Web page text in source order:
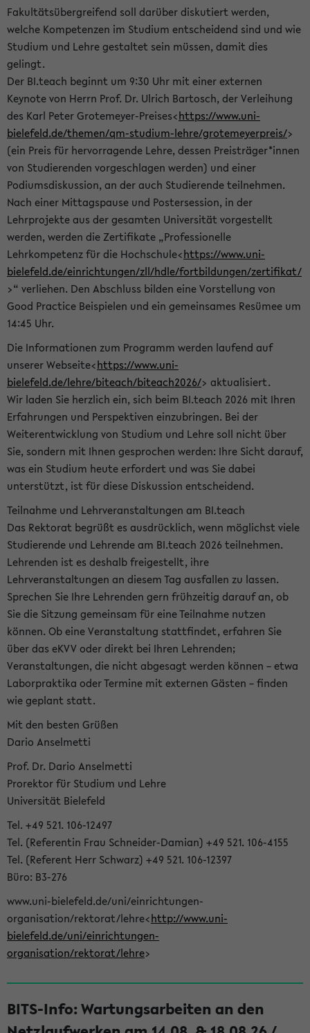
Fakultätsübergreifend soll darüber diskutiert werden,
welche Kompetenzen im Studium entscheidend sind und wie
Studium und Lehre gestaltet sein müssen, damit dies
gelingt.
Der BI.teach beginnt um 9:30 Uhr mit einer externen
Keynote von Herrn Prof. Dr. Ulrich Bartosch, der Verleihung
des Karl Peter Grotemeyer-Preises<https://www.uni-
bielefeld.de/themen/qm-studium-lehre/grotemeyerpreis/>
(ein Preis für hervorragende Lehre, dessen Preisträger*innen
von Studierenden vorgeschlagen werden) und einer
Podiumsdiskussion, an der auch Studierende teilnehmen.
Nach einer Mittagspause und Postersession, in der
Lehrprojekte aus der gesamten Universität vorgestellt
werden, werden die Zertifikate „Professionelle
Lehrkompetenz für die Hochschule<https://www.uni-
bielefeld.de/einrichtungen/zll/hdle/fortbildungen/zertifikat/
>“ verliehen. Den Abschluss bilden eine Vorstellung von
Good Practice Beispielen und ein gemeinsames Resümee um
14:45 Uhr.
Die Informationen zum Programm werden laufend auf
unserer Webseite<https://www.uni-
bielefeld.de/lehre/biteach/biteach2026/> aktualisiert.
Wir laden Sie herzlich ein, sich beim BI.teach 2026 mit Ihren
Erfahrungen und Perspektiven einzubringen. Bei der
Weiterentwicklung von Studium und Lehre soll nicht über
Sie, sondern mit Ihnen gesprochen werden: Ihre Sicht darauf,
was ein Studium heute erfordert und was Sie dabei
unterstützt, ist für diese Diskussion entscheidend.
Teilnahme und Lehrveranstaltungen am BI.teach
Das Rektorat begrüßt es ausdrücklich, wenn möglichst viele
Studierende und Lehrende am BI.teach 2026 teilnehmen.
Lehrenden ist es deshalb freigestellt, ihre
Lehrveranstaltungen an diesem Tag ausfallen zu lassen.
Sprechen Sie Ihre Lehrenden gern frühzeitig darauf an, ob
Sie die Sitzung gemeinsam für eine Teilnahme nutzen
können. Ob eine Veranstaltung stattfindet, erfahren Sie
über das eKVV oder direkt bei Ihren Lehrenden;
Veranstaltungen, die nicht abgesagt werden können – etwa
Laborpraktika oder Termine mit externen Gästen – finden
wie geplant statt.
Mit den besten Grüßen
Dario Anselmetti
Prof. Dr. Dario Anselmetti
Prorektor für Studium und Lehre
Universität Bielefeld
Tel. +49 521. 106-12497
Tel. (Referentin Frau Schneider-Damian) +49 521. 106-4155
Tel. (Referent Herr Schwarz) +49 521. 106-12397
Büro: B3-276
www.uni-bielefeld.de/uni/einrichtungen-
organisation/rektorat/lehre<http://www.uni-
bielefeld.de/uni/einrichtungen-
organisation/rektorat/lehre>
BITS-Info: Wartungsarbeiten an den